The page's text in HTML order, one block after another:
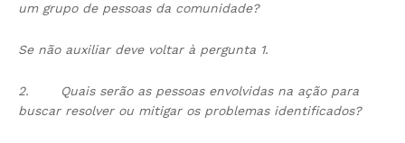
um grupo de pessoas da comunidade?
Se não auxiliar deve voltar à pergunta 1.
2.
Quais serão as pessoas envolvidas na ação para
buscar resolver ou mitigar os problemas identificados?